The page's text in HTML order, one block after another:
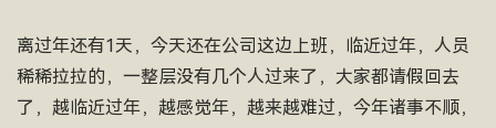
离过年还有1天，今天还在公司这边上班，临近过年，人员
稀稀拉拉的，一整层没有几个人过来了，大家都请假回去
了，越临近过年，越感觉年，越来越难过，今年诸事不顺，